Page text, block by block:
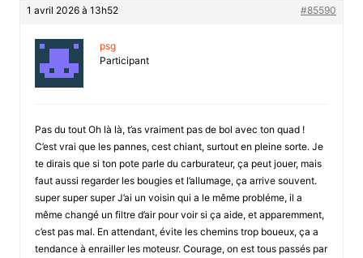
1 avril 2026 à 13h52 #85590
psg
Participant
Pas du tout Oh là là, t’as vraiment pas de bol avec ton quad !
C’est vrai que les pannes, cest chiant, surtout en pleine sorte. Je
te dirais que si ton pote parle du carburateur, ça peut jouer, mais
faut aussi regarder les bougies et l’allumage, ça arrive souvent.
super super super J’ai un voisin qui a le même probléme, il a
même changé un filtre d’air pour voir si ça aide, et apparemment,
c’est pas mal. En attendant, évite les chemins trop boueux, ça a
tendance à enrailler les moteusr. Courage, on est tous passés par